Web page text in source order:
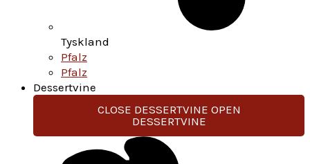
Tyskland
Pfalz
Pfalz
Dessertvine
CLOSE DESSERTVINE OPEN
DESSERTVINE